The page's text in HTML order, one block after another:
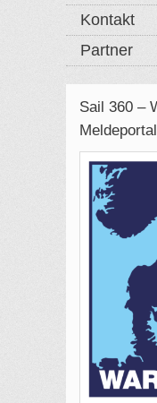
Kontakt
Partner
Sail 360 –